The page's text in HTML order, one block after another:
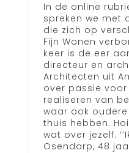
In de online
spreken we met
die zich op
Fijn Wonen
keer is de eer
directeur en
Architecten uit
over passie
realiseren van
waar ook
thuis hebben.
wat over jezelf.
Osendarp, 48